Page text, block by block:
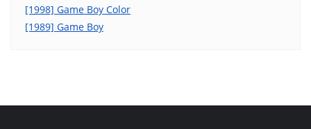
[1998] Game Boy Color
[1989] Game Boy